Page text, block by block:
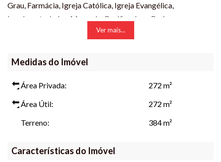
Grau, Farmácia, Igreja Católica, Igreja Evangélica,
Lanchonete, Lojas, Mercado, Panificadora, Praia,
Praça/Parque, Posto de Gasolina, Pizzaria, Posto de Saúde.
Excelente bairro para se morar.
Este anúncio está sujeito a alterações de preço e
disponibilidade. Para mais informações, entre em contato.
#sobrado #imoveis #itapoaimoveis #itapoasc #itapoa
Ver mais...
Medidas do Imóvel
Área Privada:
272 m²
Área Útil:
272 m²
Terreno:
384 m²
Características do Imóvel